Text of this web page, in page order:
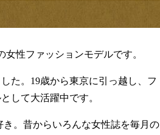
女性ファッションモデルです。
た。 19歳から東京に引っ越し、フ
して大活躍中です。
。昔からいろんな女性誌を毎月の